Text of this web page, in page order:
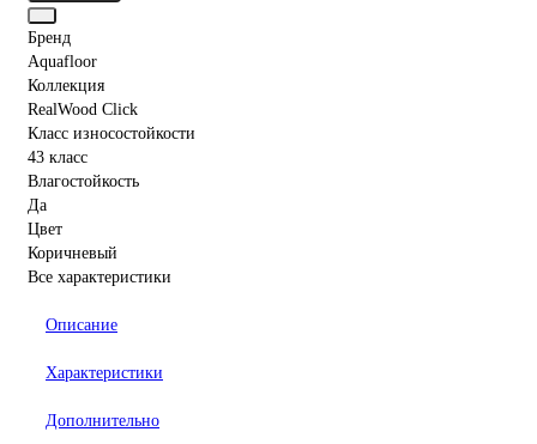
Бренд
Aquafloor
Коллекция
RealWood Click
Класс износостойкости
43 класс
Влагостойкость
Да
Цвет
Коричневый
Все характеристики
Описание
Характеристики
Дополнительно